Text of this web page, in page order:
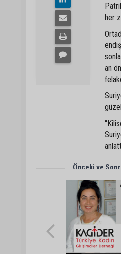
her
an
Önceki ve